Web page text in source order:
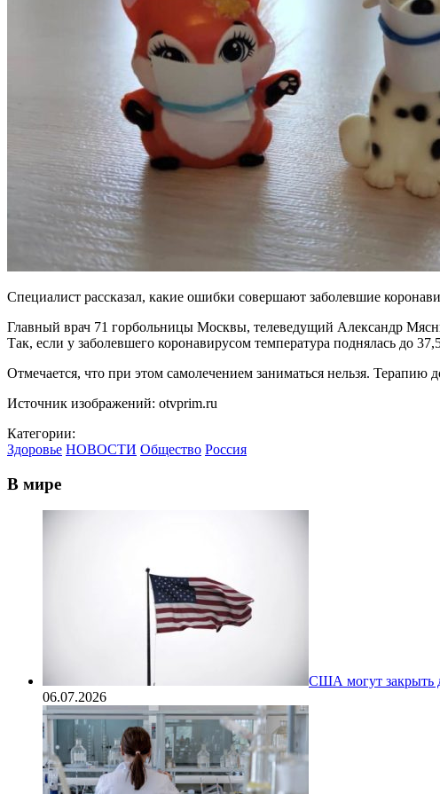
Специалист рассказал, какие ошибки совершают заболевшие
Главный врач 71 горбольницы Москвы, телеведущий Александр
Так, если у заболевшего коронавирусом температура поднялась до
Отмечается, что при этом самолечением заниматься нельзя. Терапию
Источник изображений: otvprim.ru
Категории:
Здоровье НОВОСТИ Общество Россия
В мире
США могут закрыть
06.07.2026